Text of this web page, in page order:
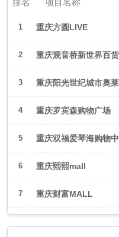
排名 项目名称
1 重庆方圆LIVE
2 重庆观音桥新世界百货
3 重庆阳光世纪城市奥莱
4 重庆罗宾森购物广场
5 重庆双福爱琴海购物
6 重庆熙熙mall
7 重庆财富MALL